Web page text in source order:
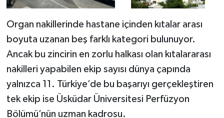
Organ nakillerinde hastane içinden kıtalar arası
boyuta uzanan beş farklı kategori bulunuyor.
Ancak bu zincirin en zorlu halkası olan kıtalararası
nakilleri yapabilen ekip sayısı dünya çapında
yalnızca 11. Türkiye’de bu başarıyı gerçekleştiren
tek ekip ise Üsküdar Üniversitesi Perfüzyon
Bölümü’nün uzman kadrosu.